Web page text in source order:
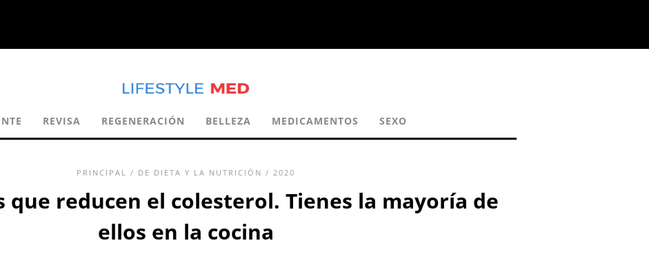
REVISA REGENERACIÓN BELLEZA MEDICAMENTOS SEXO
PRINCIPAL / DE DIETA Y LA NUTRICIÓN / 2020
que reducen el colesterol. Tienes la mayoría de
ellos en la cocina